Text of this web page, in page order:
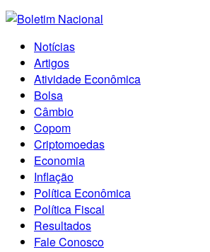
Notícias
Artigos
Atividade Econômica
Bolsa
Câmbio
Copom
Criptomoedas
Economia
Inflação
Política Econômica
Política Fiscal
Resultados
Fale Conosco